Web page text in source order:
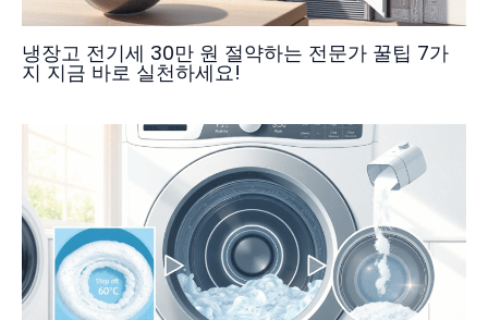
냉장고 전기세 30만 원 절약하는 전문가 꿀팁 7가
지 지금 바로 실천하세요!